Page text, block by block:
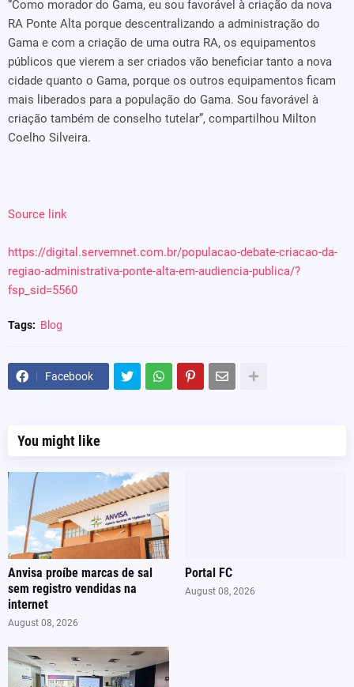
“Como morador do Gama, eu sou favorável à criação da nova
RA Ponte Alta porque descentralizando a administração do
Gama e com a criação de uma outra RA, os equipamentos
públicos que vierem a ser criados vão beneficiar tanto a nova
cidade quanto o Gama, porque os outros equipamentos ficam
mais liberados para a população do Gama. Sou favorável à
criação também de conselho tutelar”, compartilhou Milton
Coelho Silveira.
Source link
https://digital.servemnet.com.br/populacao-debate-criacao-da-
regiao-administrativa-ponte-alta-em-audiencia-publica/?
fsp_sid=5560
Tags: Blog
Facebook
You might like
Anvisa proíbe marcas de sal
sem registro vendidas na
internet
August 08, 2026
Portal FC
August 08, 2026